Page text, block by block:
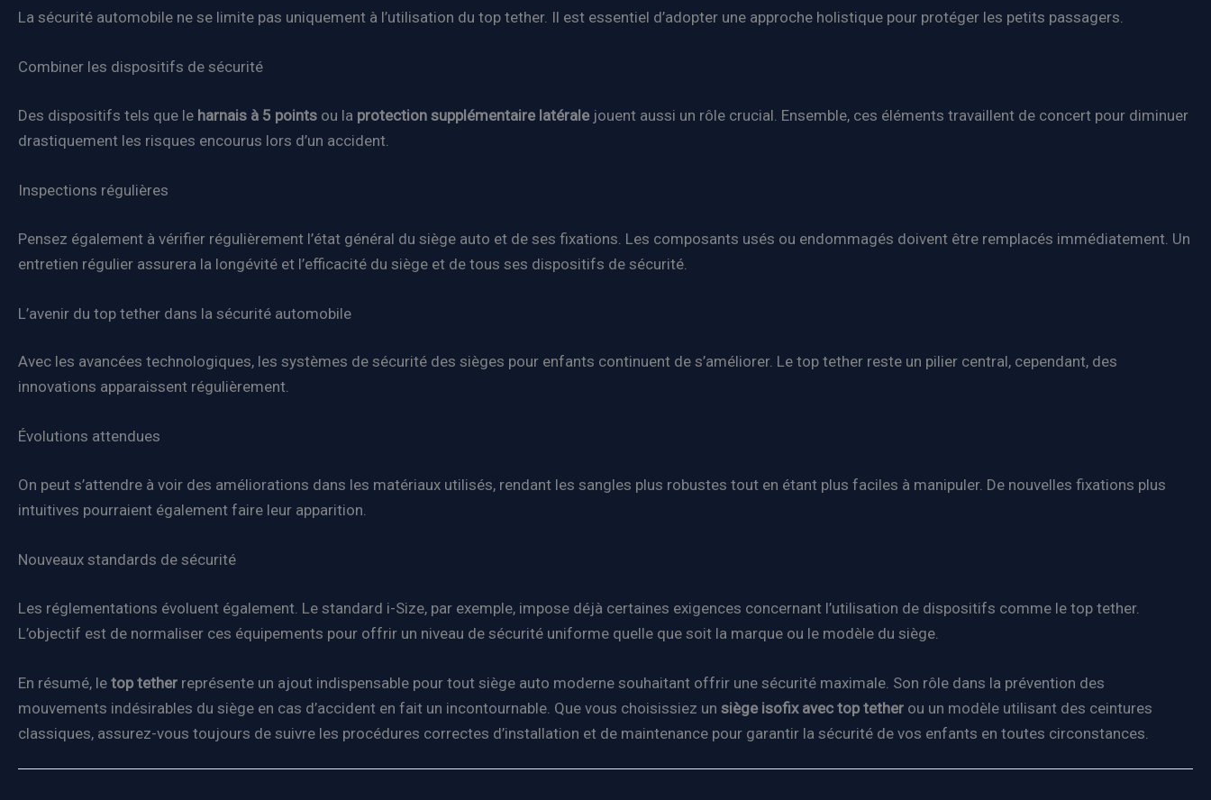
La sécurité automobile ne se limite pas uniquement à l’utilisation du top tether. Il est essentiel d’adopter une approche holistique pour protéger les petits passagers.
Combiner les dispositifs de sécurité
Des dispositifs tels que le harnais à 5 points ou la protection supplémentaire latéralejouent aussi un rôle crucial. Ensemble, ces éléments travaillent de concert pour diminuer
drastiquement les risques encourus lors d’un accident.
Inspections régulières
Pensez également à vérifier régulièrement l’état général du siège auto et de ses fixations. Les composants usés ou endommagés doivent être remplacés immédiatement. Un
entretien régulier assurera la longévité et l’efficacité du siège et de tous ses dispositifs de sécurité.
L’avenir du top tether dans la sécurité automobile
Avec les avancées technologiques, les systèmes de sécurité des sièges pour enfants continuent de s’améliorer. Le top tether reste un pilier central, cependant, des
innovations apparaissent régulièrement.
Évolutions attendues
On peut s’attendre à voir des améliorations dans les matériaux utilisés, rendant les sangles plus robustes tout en étant plus faciles à manipuler. De nouvelles fixations plus
intuitives pourraient également faire leur apparition.
Nouveaux standards de sécurité
Les réglementations évoluent également. Le standard i-Size, par exemple, impose déjà certaines exigences concernant l’utilisation de dispositifs comme le top tether.
L’objectif est de normaliser ces équipements pour offrir un niveau de sécurité uniforme quelle que soit la marque ou le modèle du siège.
En résumé, le top tether représente un ajout indispensable pour tout siège auto moderne souhaitant offrir une sécurité maximale. Son rôle dans la prévention des
mouvements indésirables du siège en cas d’accident en fait un incontournable. Que vous choisissiez un siège isofix avec top tether ou un modèle utilisant des ceintures
classiques, assurez-vous toujours de suivre les procédures correctes d’installation et de maintenance pour garantir la sécurité de vos enfants en toutes circonstances.